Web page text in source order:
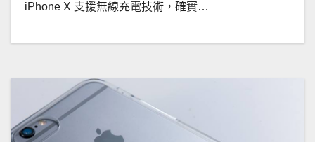
iPhone X 支援無線充電技術，確實…